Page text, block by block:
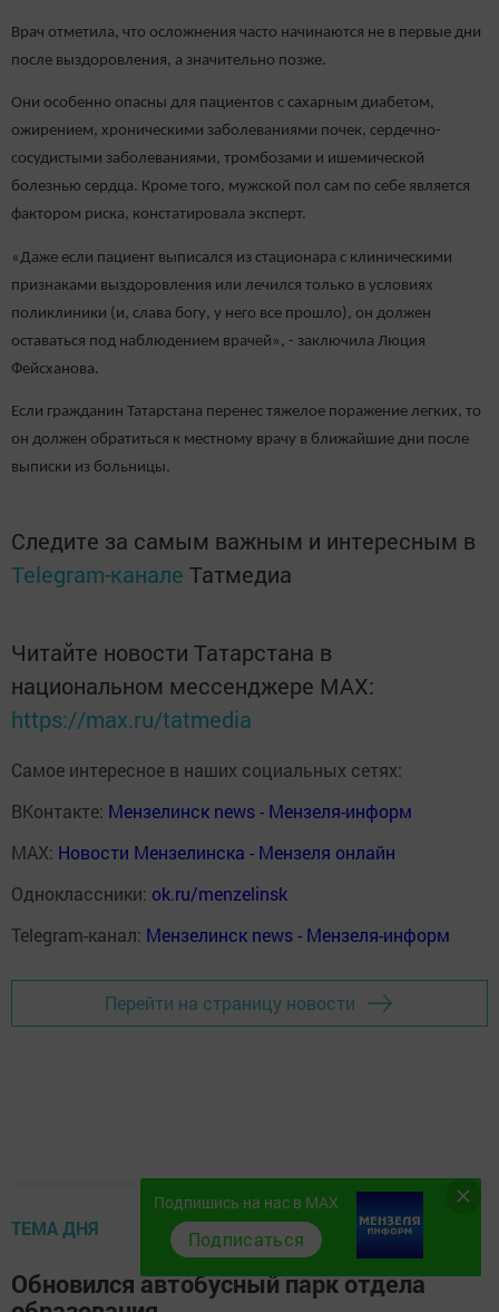
Врач отметила, что осложнения часто начинаются не в первые дни
после выздоровления, а значительно позже.
Они особенно опасны для пациентов с сахарным диабетом,
ожирением, хроническими заболеваниями почек, сердечно-
сосудистыми заболеваниями, тромбозами и ишемической
болезнью сердца. Кроме того, мужской пол сам по себе является
фактором риска, констатировала эксперт.
«Даже если пациент выписался из стационара с клиническими
признаками выздоровления или лечился только в условиях
поликлиники (и, слава богу, у него все прошло), он должен
оставаться под наблюдением врачей», - заключила Люция
Фейсханова.
Если гражданин Татарстана перенес тяжелое поражение легких, то
он должен обратиться к местному врачу в ближайшие дни после
выписки из больницы.
Следите за самым важным и интересным в
Telegram-канале Татмедиа
Читайте новости Татарстана в
национальном мессенджере MАХ:
https://max.ru/tatmedia
Самое интересное в наших социальных сетях:
ВКонтакте: Мензелинск news - Мензеля-информ
MAX: Новости Мензелинска - Мензеля онлайн
Одноклассники: ok.ru/menzelinsk
Telegram-канал: Мензелинск news - Мензеля-информ
Перейти на страницу новости
ТЕМА ДНЯ
Обновился автобусный парк отдела
Подпишись на нас в MAX
Подписаться